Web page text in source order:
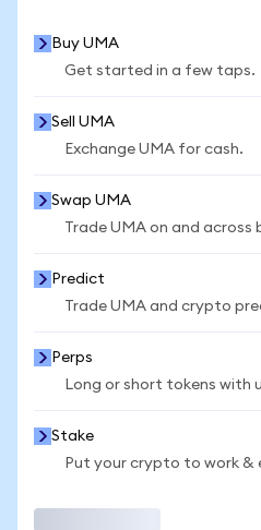
Buy UMA
Get started in a few taps.
Sell UMA
Exchange UMA for cash.
Swap UMA
Trade UMA on and across
Predict
Trade UMA and crypto
Perps
Long or short tokens with
Stake
Put your crypto to work &